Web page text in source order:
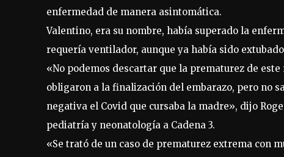
enfermedad de manera asintomática.
Valentino, era su nombre, había superado la
requería ventilador, aunque ya había sido
«No podemos descartar que la prematurez de
obligaron a la finalización del embarazo, pero no
negativa el Covid que cursaba la madre», dijo
pediatría y neonatología a Cadena 3.
«Se trató de un caso de prematurez extrema con